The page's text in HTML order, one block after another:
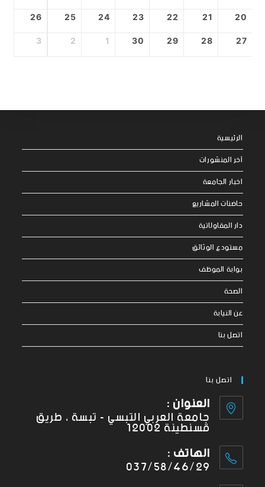
20
21
22
23
24
25
26
27
28
29
30
1
2
3
الرئيسية
آخر المنشورات
اخبار الجامعة
حاضنات المشاريع
دار المقاولاتية
مستودع الوثائق
بوابة الموظف
الصحة
عن النيابة
اتصل بنا
اتصل بنا
العنوان :
جامعة العربي التبسي - تبسة ، طريق
قسنطينة 12002
الهاتف :
037/58/46/29